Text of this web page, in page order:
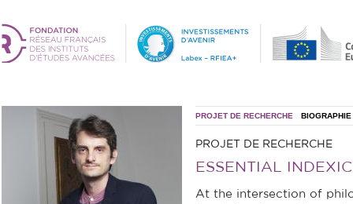
PROJET DE RECHERCHE BIOGRAPHIE
PROJET DE RECHERCHE
ESSENTIAL
At the intersection of